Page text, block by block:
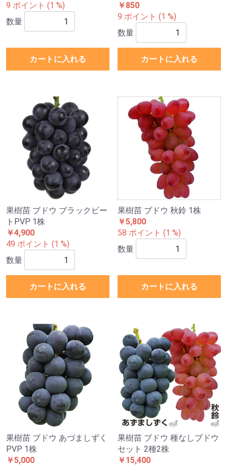
9 ポイント (1 %)
数量
カートに入れる
￥850
9 ポイント (1 %)
数量
カートに入れる
果樹苗 ブドウ ブラックビー
トPVP 1株
￥4,900
49 ポイント (1 %)
数量
カートに入れる
果樹苗 ブドウ 秋鈴 1株
￥5,800
58 ポイント (1 %)
数量
カートに入れる
果樹苗 ブドウ あづましずく
PVP 1株
￥5,000
果樹苗 ブドウ 種なしブドウ
セット 2種2株
￥15,400